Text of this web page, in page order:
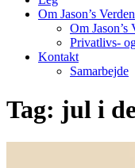
Om Jason’s Verden
Om Jason’s
Privatlivs-
Kontakt
Samarbejde
Tag: jul i